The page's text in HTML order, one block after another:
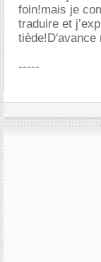
foin!mais je
traduire et
tiède!D'avance
-----